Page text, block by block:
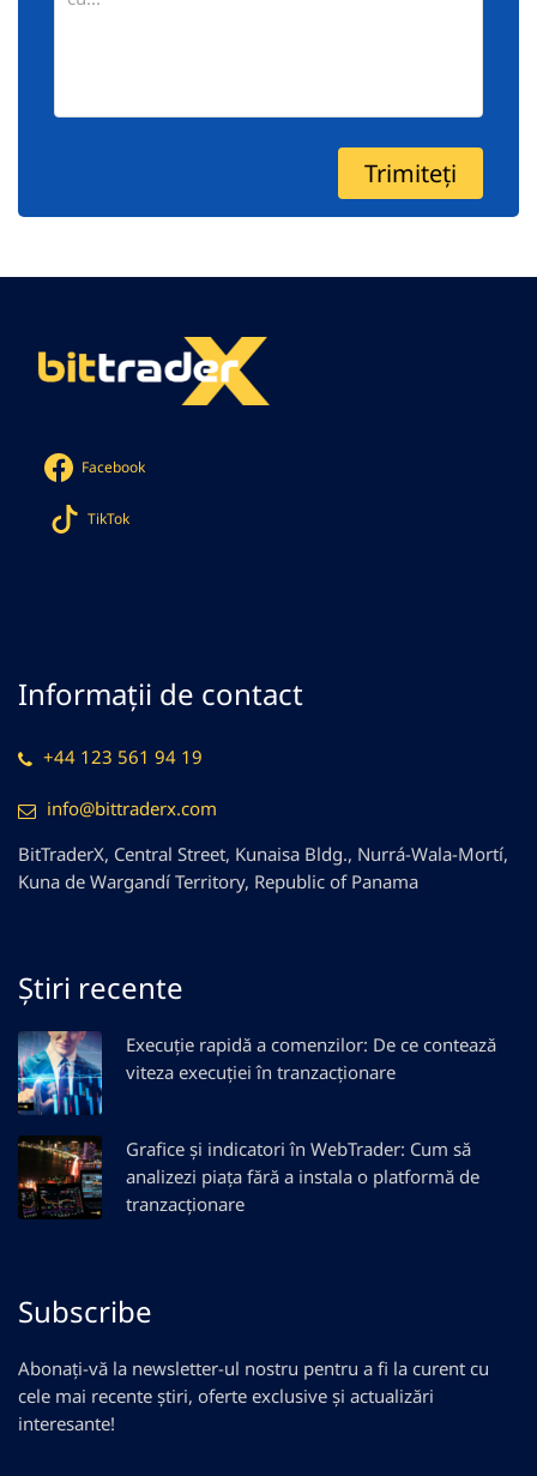
Facebook
TikTok
Informații de contact
+44 123 561 94 19
info@bittraderx.com
BitTraderX, Central Street, Kunaisa Bldg., Nurrá-Wala-Mortí,
Kuna de Wargandí Territory, Republic of Panama
Știri recente
Execuție rapidă a comenzilor: De ce contează
viteza execuției în tranzacționare
Grafice și indicatori în WebTrader: Cum să
analizezi piața fără a instala o platformă de
tranzacționare
Subscribe
Abonați-vă la newsletter-ul nostru pentru a fi la curent cu
cele mai recente știri, oferte exclusive și actualizări
interesante!